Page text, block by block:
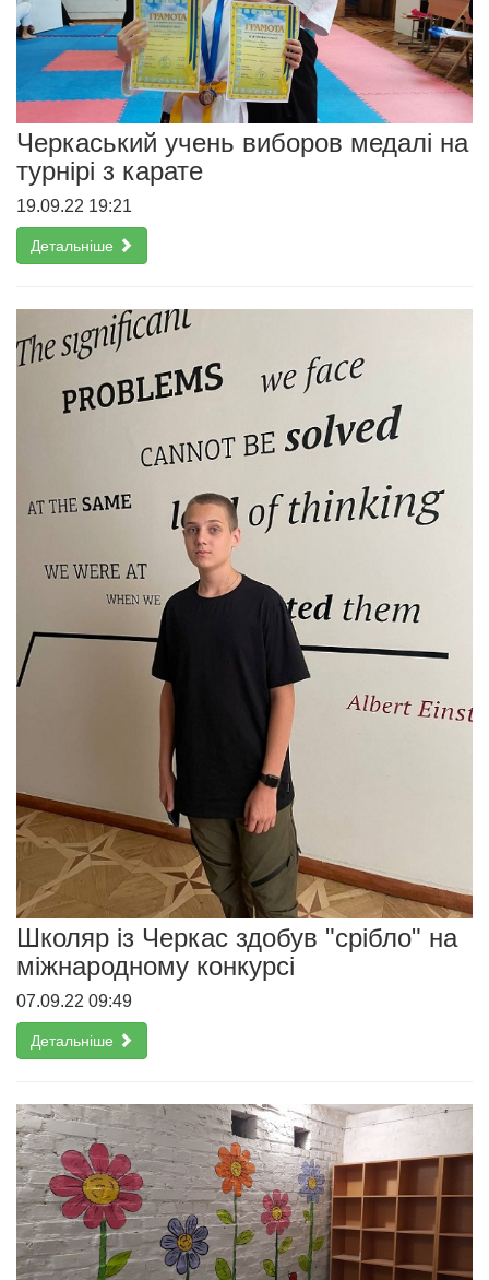
Черкаський учень виборов медалі на
турнірі з карате
19.09.22 19:21
Детальніше
Школяр із Черкас здобув "срібло" на
міжнародному конкурсі
07.09.22 09:49
Детальніше